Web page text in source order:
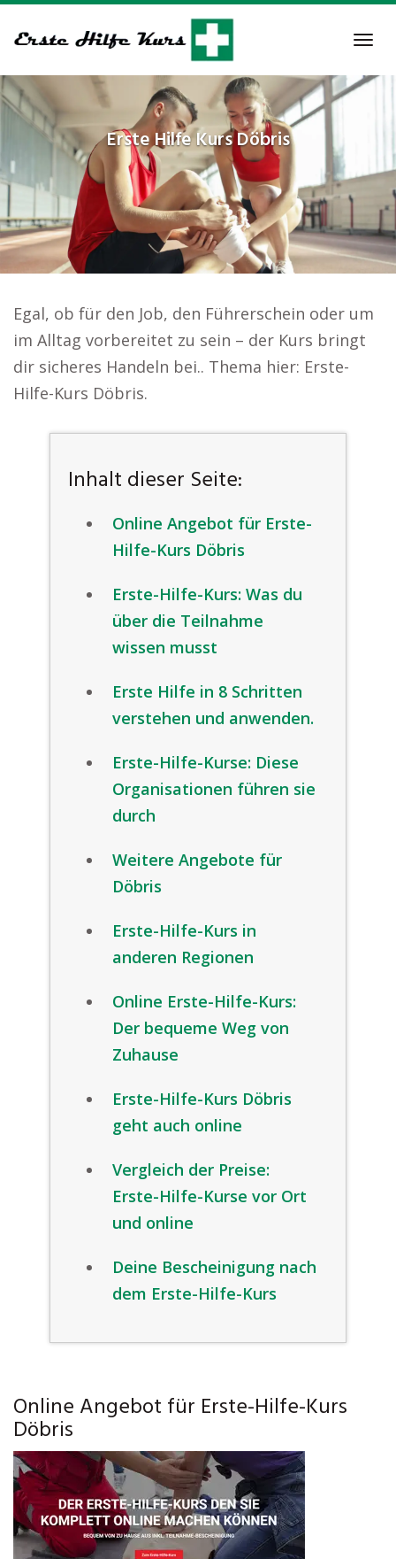
to
content
Erste Hilfe KursDöbris
Egal, ob für den Job, den Führerschein oder um
im Alltag vorbereitet zu sein – der Kurs bringt
dir sicheres Handeln bei.. Thema hier: Erste-
Hilfe-Kurs Döbris.
Inhalt dieser Seite:
Online Angebot für Erste-
Hilfe-Kurs Döbris
Erste-Hilfe-Kurs: Was du
über die Teilnahme
wissen musst
Erste Hilfe in 8 Schritten
verstehen und anwenden.
Erste-Hilfe-Kurse: Diese
Organisationen führen sie
durch
Weitere Angebote für
Döbris
Erste-Hilfe-Kurs in
anderen Regionen
Online Erste-Hilfe-Kurs:
Der bequeme Weg von
Zuhause
Erste-Hilfe-Kurs Döbris
geht auch online
Vergleich der Preise:
Erste-Hilfe-Kurse vor Ort
und online
Deine Bescheinigung nach
dem Erste-Hilfe-Kurs
Online Angebot für Erste-Hilfe-Kurs
Döbris